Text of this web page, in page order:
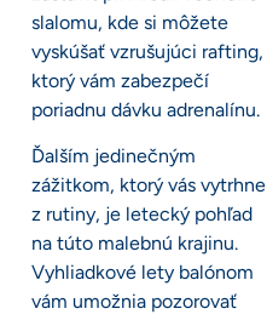
slalomu, kde si môžete
vyskúšať vzrušujúci rafting,
ktorý vám zabezpečí
poriadnu dávku adrenalínu.
Ďalším jedinečným
zážitkom, ktorý vás vytrhne
z rutiny, je letecký pohľad
na túto malebnú krajinu.
Vyhliadkové lety balónom
vám umožnia pozorovať